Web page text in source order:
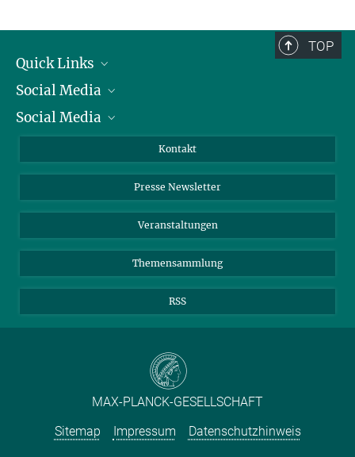
124)
EVB-IT und BVB
TOP
Quick Links
Präsident
Zahlen und Fakten
Meldestelle Fehlverhalten
Social Media
Bluesky
Social Media
YouTube
Kontakt
Presse Newsletter
Veranstaltungen
Themensammlung
RSS
MAX-PLANCK-GESELLSCHAFT
Sitemap
Impressum Datenschutzhinweis